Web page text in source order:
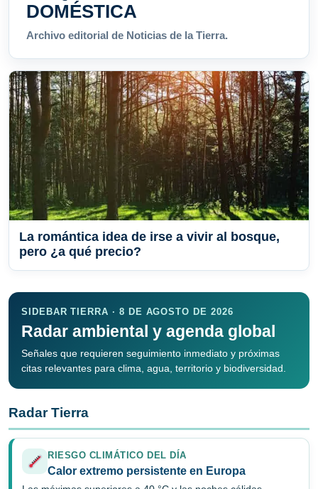
DOMÉSTICA
Archivo editorial de Noticias de la Tierra.
La romántica idea de irse a vivir al bosque,
pero ¿a qué precio?
SIDEBAR TIERRA · 8 DE AGOSTO DE 2026
Radar ambiental y agenda global
Señales que requieren seguimiento inmediato y próximas
citas relevantes para clima, agua, territorio y biodiversidad.
Radar Tierra
RIESGO CLIMÁTICO DEL DÍA
Calor extremo persistente en Europa